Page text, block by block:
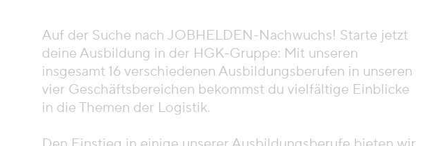
Auf der Suche nach JOBHELDEN-Nachwuchs! Starte jetzt
deine Ausbildung in der HGK-Gruppe: Mit unseren
insgesamt 16 verschiedenen Ausbildungsberufen in unseren
vier Geschäftsbereichen bekommst du vielfältige Einblicke
in die Themen der Logistik.